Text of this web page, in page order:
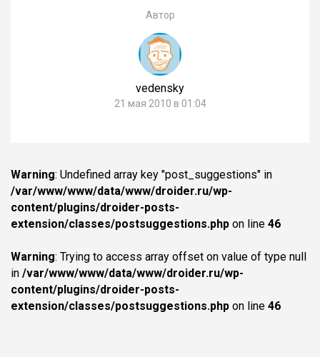
Автор
vedensky
21 мая 2010 в 01:04
Warning: Undefined array key "post_suggestions" in
/var/www/www/data/www/droider.ru/wp-
content/plugins/droider-posts-
extension/classes/postsuggestions.php on line 46
Warning: Trying to access array offset on value of type null
in /var/www/www/data/www/droider.ru/wp-
content/plugins/droider-posts-
extension/classes/postsuggestions.php on line 46